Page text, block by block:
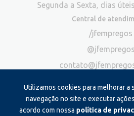
Utilizamos cookies para melhorar a
navegação no site e executar
acordo com nossa política de
Segunda a Sexta, dias
Central de
/jfempregos
@jfempregos
Publicidade
*Exclusivo para atendimento via chat.